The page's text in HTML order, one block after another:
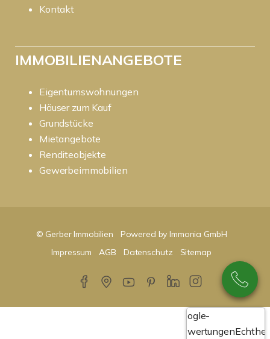
Kontakt
IMMOBILIENANGEBOTE
Eigentumswohnungen
Häuser zum Kauf
Grundstücke
Mietangebote
Renditeobjekte
Gewerbeimmobilien
© Gerber Immobilien
Powered by Immonia GmbH
Impressum
AGB Datenschutz Sitemap
Google-
Bewertungen